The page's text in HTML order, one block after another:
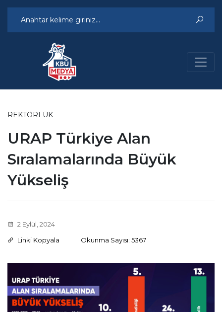
REKTÖRLÜK
URAP Türkiye Alan
Sıralamalarında Büyük
Yükseliş
2 Eylül, 2024
Linki Kopyala
Okunma Sayısı: 5367